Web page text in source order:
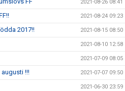
2021-08-26 08:41
2021-08-24 09:23
2017!! 2021-08-15 08:50
2021-08-10 12:58
2021-07-09 08:05
!!! 2021-07-07 09:50
2021-06-30 23:59